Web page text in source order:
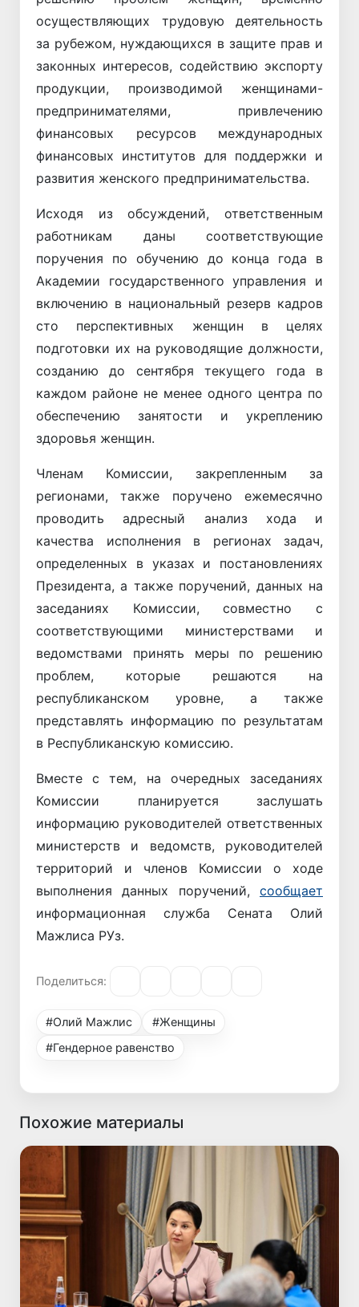
осуществляющих трудовую деятельность
за рубежом, нуждающихся в защите прав и
законных интересов, содействию экспорту
продукции, производимой женщинами-
предпринимателями, привлечению
финансовых ресурсов международных
финансовых институтов для поддержки и
развития женского предпринимательства.
Исходя из обсуждений, ответственным
работникам даны соответствующие
поручения по обучению до конца года в
Академии государственного управления и
включению в национальный резерв кадров
сто перспективных женщин в целях
подготовки их на руководящие должности,
созданию до сентября текущего года в
каждом районе не менее одного центра по
обеспечению занятости и укреплению
здоровья женщин.
Членам Комиссии, закрепленным за
регионами, также поручено ежемесячно
проводить адресный анализ хода и
качества исполнения в регионах задач,
определенных в указах и постановлениях
Президента, а также поручений, данных на
заседаниях Комиссии, совместно с
соответствующими министерствами и
ведомствами принять меры по решению
проблем, которые решаются на
республиканском уровне, а также
представлять информацию по результатам
в Республиканскую комиссию.
Вместе с тем, на очередных заседаниях
Комиссии планируется заслушать
информацию руководителей ответственных
министерств и ведомств, руководителей
территорий и членов Комиссии о ходе
выполнения данных поручений, сообщает
информационная служба Сената Олий
Мажлиса РУз.
Поделиться:
#Олий Мажлис
#Женщины
#Гендерное равенство
Похожие материалы